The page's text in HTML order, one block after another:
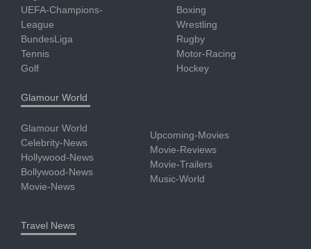
UEFA-Champions-
League
BundesLiga
Tennis
Golf
Boxing
Wrestling
Rugby
Motor-Racing
Hockey
Glamour World
Glamour World
Celebrity-News
Hollywood-News
Bollywood-News
Movie-News
Upcoming-Movies
Movie-Reviews
Movie-Trailers
Music-World
Travel News